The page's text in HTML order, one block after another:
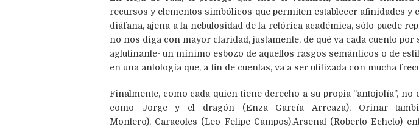
recursos y elementos simbólicos que permiten establecer afinidades
diáfana, ajena a la nebulosidad de la retórica académica, sólo puede
no nos diga con mayor claridad, justamente, de qué va cada cuento
aglutinante- un mínimo esbozo de aquellos rasgos semánticos o de
en una antología que, a fin de cuentas, va a ser utilizada con mucha
Finalmente, como cada quien tiene derecho a su propia “antojolía”,
como Jorge y el dragón (Enza García Arreaza), Orinar
Montero), Caracoles (Leo Felipe Campos),Arsenal (Roberto Echeto)